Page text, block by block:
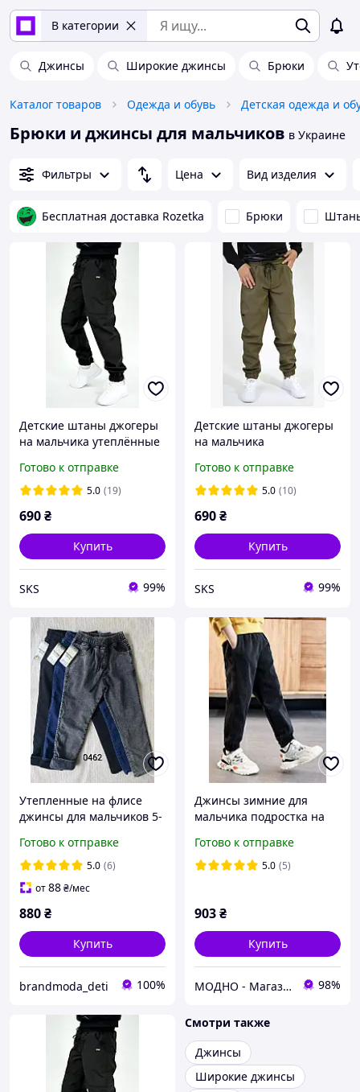
В категории
Джинсы Широкие джинсы Брюки
Каталог товаров Одежда и обувь Детская одежда и
Брюки и джинсы для мальчиков в Украине
Фильтры Цена Вид изделия
Бесплатная доставка Rozetka Брюки
Детские штаны джогеры
на мальчика утеплённые
Готово к отправке
5.0 (19)
690₴
Купить
SKS 99%
Детские штаны джогеры
на мальчика
флисе)
Готово к отправке
5.0 (10)
690₴
Купить
SKS 99%
Утепленные на флисе
джинсы для мальчиков 5-
Готово к отправке
5.0 (6)
от88₴/мес
880₴
Купить
brandmoda_deti 100%
Джинсы зимние для
мальчика подростка на
Готово к отправке
5.0 (5)
903₴
Купить
МОДНО - Магазин детской и женской одежды и обуви 98%
Смотри также
Джинсы
Широкие джинсы